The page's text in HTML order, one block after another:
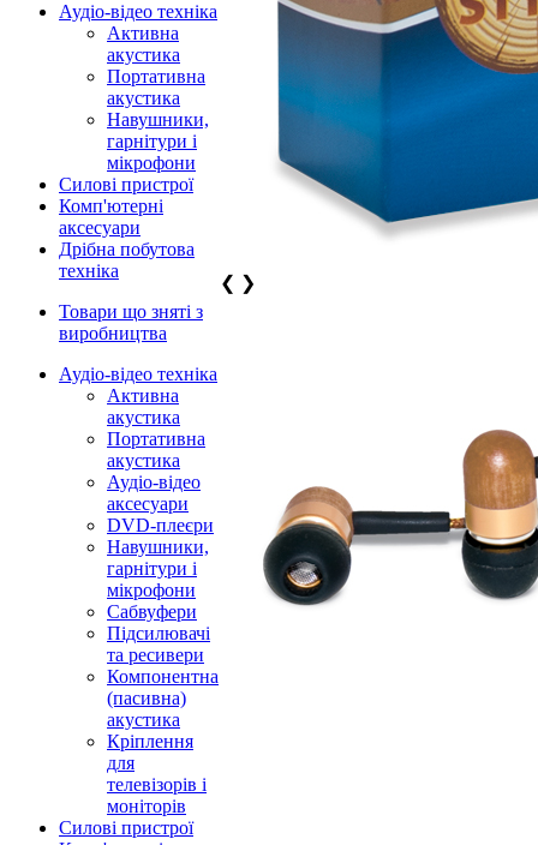
Аудіо-відео техніка
Активна
акустика
Портативна
акустика
Навушники,
гарнітури і
мікрофони
Силові пристрої
Комп'ютерні
аксесуари
Дрібна побутова
техніка
Товари що зняті з
виробництва
Аудіо-відео техніка
Активна
акустика
Портативна
акустика
Аудіо-відео
аксесуари
DVD-плеєри
Навушники,
гарнітури і
мікрофони
Сабвуфери
Підсилювачі
та ресивери
Компонентна
(пасивна)
акустика
Кріплення
для
телевізорів і
моніторів
Силові пристрої
❮ ❯